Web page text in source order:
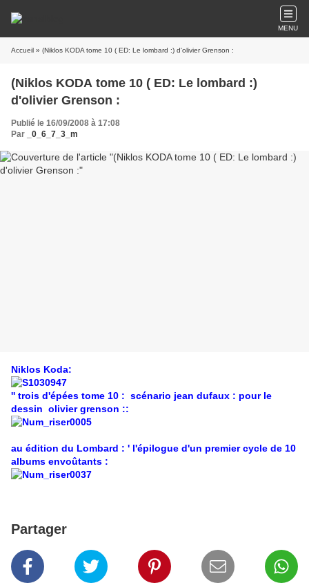
MENU
Accueil » (Niklos KODA tome 10 ( ED: Le lombard :) d'olivier Grenson :
(Niklos KODA tome 10 ( ED: Le lombard :)
d'olivier Grenson :
Publié le 16/09/2008 à 17:08
Par
_0_6_7_3_m
Niklos Koda:
'' trois d'épées tome 10 : scénario jean dufaux : pour le
dessin olivier grenson ::
au édition du Lombard : ' l'épilogue d'un premier cycle de 10
albums envoûtants :
Partager